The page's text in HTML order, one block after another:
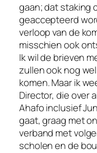
gaan; dat staking
geaccepteerd
verloop van de
misschien ook
Ik wil de brieven
zullen ook nog
komen. Maar ik
Director, die over
Ahafo inclusief
gaat, graag met
verband met
scholen en de